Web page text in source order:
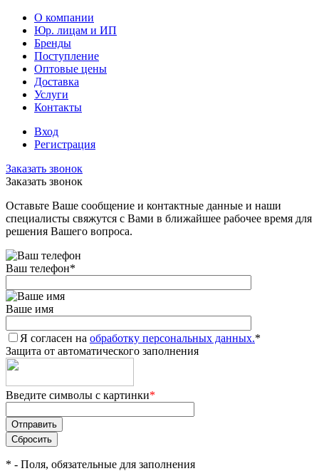
О компании
Юр. лицам и ИП
Бренды
Поступление
Оптовые цены
Доставка
Услуги
Контакты
Вход
Регистрация
Заказать звонок
Заказать звонок
Оставьте Ваше сообщение и контактные данные и наши
специалисты свяжутся с Вами в ближайшее рабочее время для
решения Вашего вопроса.
Ваш телефон*
Ваше имя
Я согласен на обработку персональных данных.*
Защита от автоматического заполнения
Введите символы с картинки*
* - Поля, обязательные для заполнения